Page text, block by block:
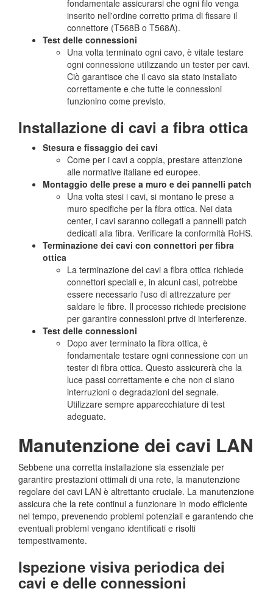
fondamentale assicurarsi che ogni filo venga
inserito nell'ordine corretto prima di fissare il
connettore (T568B o T568A).
Test delle connessioni
Una volta terminato ogni cavo, è vitale testare
ogni connessione utilizzando un tester per cavi.
Ciò garantisce che il cavo sia stato installato
correttamente e che tutte le connessioni
funzionino come previsto.
Installazione di cavi a fibra ottica
Stesura e fissaggio dei cavi
Come per i cavi a coppia, prestare attenzione
alle normative italiane ed europee.
Montaggio delle prese a muro e dei pannelli patch
Una volta stesi i cavi, si montano le prese a
muro specifiche per la fibra ottica. Nei data
center, i cavi saranno collegati a pannelli patch
dedicati alla fibra. Verificare la conformità RoHS.
Terminazione dei cavi con connettori per fibra
ottica
La terminazione dei cavi a fibra ottica richiede
connettori speciali e, in alcuni casi, potrebbe
essere necessario l'uso di attrezzature per
saldare le fibre. Il processo richiede precisione
per garantire connessioni prive di interferenze.
Test delle connessioni
Dopo aver terminato la fibra ottica, è
fondamentale testare ogni connessione con un
tester di fibra ottica. Questo assicurerà che la
luce passi correttamente e che non ci siano
interruzioni o degradazioni del segnale.
Utilizzare sempre apparecchiature di test
adeguate.
Manutenzione dei cavi LAN
Sebbene una corretta installazione sia essenziale per
garantire prestazioni ottimali di una rete, la manutenzione
regolare dei cavi LAN è altrettanto cruciale. La manutenzione
assicura che la rete continui a funzionare in modo efficiente
nel tempo, prevenendo problemi potenziali e garantendo che
eventuali problemi vengano identificati e risolti
tempestivamente.
Ispezione visiva periodica dei
cavi e delle connessioni